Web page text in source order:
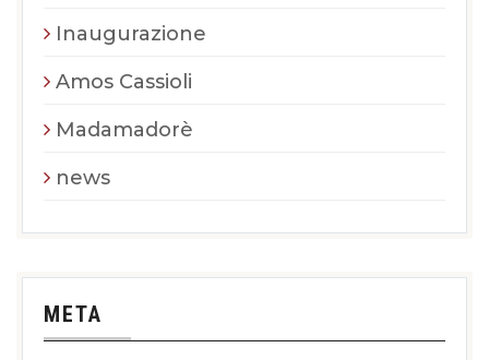
Inaugurazione
Amos Cassioli
Madamadorè
news
META